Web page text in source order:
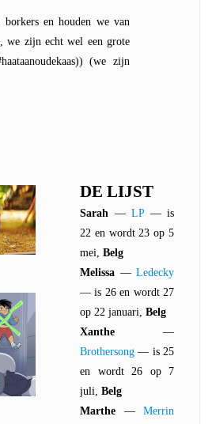
en houden we van
we zijn echt wel een grote
(we zijn
DE LIJST
Sarah — LP— is
22 en wordt 23 op 5
mei, Belg
Melissa — Ledecky
— is 26 en wordt 27
op 22 januari, Belg
Xanthe —
Brothersong — is 25
en wordt 26 op 7
juli, Belg
Marthe — Merrin